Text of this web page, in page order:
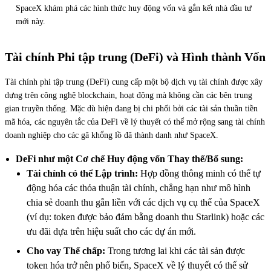
SpaceX khám phá các hình thức huy động vốn và gắn kết nhà đầu tư
mới này.
Tài chính Phi tập trung (DeFi) và Hình thành Vốn
Tài chính phi tập trung (DeFi) cung cấp một bộ dịch vụ tài chính được xây
dựng trên công nghệ blockchain, hoạt động mà không cần các bên trung
gian truyền thống. Mặc dù hiện đang bị chi phối bởi các tài sản thuần tiền
mã hóa, các nguyên tắc của DeFi về lý thuyết có thể mở rộng sang tài chính
doanh nghiệp cho các gã khổng lồ đã thành danh như SpaceX.
DeFi như một Cơ chế Huy động vốn Thay thế/Bổ sung:
Tài chính có thể Lập trình: Hợp đồng thông minh có thể tự
động hóa các thỏa thuận tài chính, chẳng hạn như mô hình
chia sẻ doanh thu gắn liền với các dịch vụ cụ thể của SpaceX
(ví dụ: token được bảo đảm bằng doanh thu Starlink) hoặc các
ưu đãi dựa trên hiệu suất cho các dự án mới.
Cho vay Thế chấp: Trong tương lai khi các tài sản được
token hóa trở nên phổ biến, SpaceX về lý thuyết có thể sử